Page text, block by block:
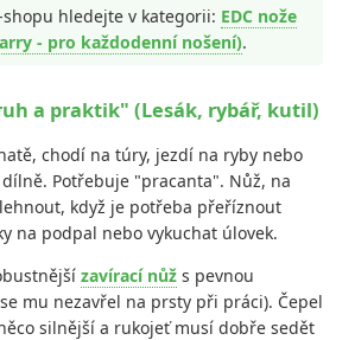
shopu hledejte v kategorii: EDC nože
- pro každodenní nošení).
a praktik" (Lesák, rybář, kutil)
chodí na túry, jezdí na ryby nebo
Potřebuje "pracanta". Nůž, na
když je potřeba přeříznout
na podpal nebo vykuchat úlovek.
zavírací nůž s pevnou
mu nezavřel na prsty při práci). Čepel
silnější a rukojeť musí dobře sedět